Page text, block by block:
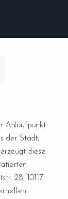
Anlaufpunkt
der Stadt,
diese
28, 10117